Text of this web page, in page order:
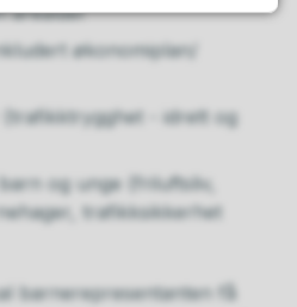
arealdel
økonomiplan/
- idrett og
og unge (friluftsliv,
trafikksikkerhet
barnerepresentanten få